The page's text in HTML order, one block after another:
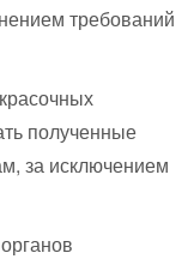
требований
полученные
за исключением